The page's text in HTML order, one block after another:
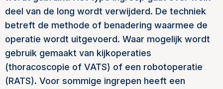
deel van de long wordt verwijderd. De techniek
betreft de methode of benadering waarmee de
operatie wordt uitgevoerd. Waar mogelijk wordt
gebruik gemaakt van kijkoperaties
(thoracoscopie of VATS) of een robotoperatie
(RATS). Voor sommige ingrepen heeft een